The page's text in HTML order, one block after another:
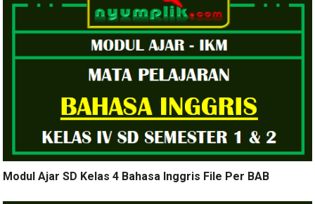
Modul Ajar SD Kelas 4 Bahasa Inggris File Per BAB